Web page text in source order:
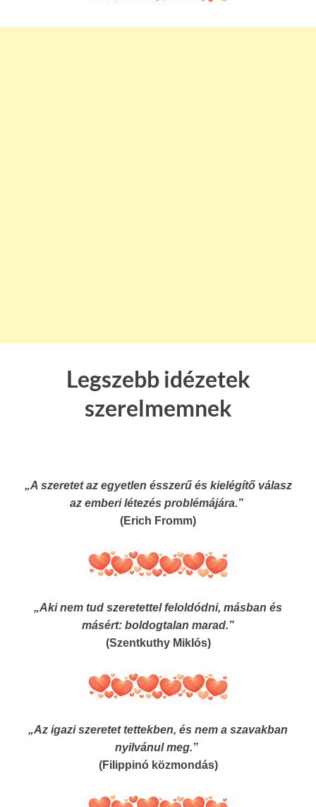
Legszebb idézetek
szerelmemnek
„A szeretet az egyetlen ésszerű és kielégítő válasz
az emberi létezés problémájára.”
(Erich Fromm)
„Aki nem tud szeretettel feloldódni, másban és
másért: boldogtalan marad.”
(Szentkuthy Miklós)
„Az igazi szeretet tettekben, és nem a szavakban
nyilvánul meg.”
(Filippinó közmondás)